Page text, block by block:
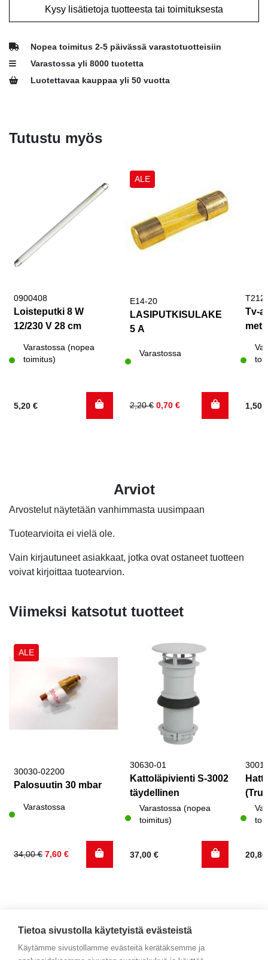
Kysy lisätietoja tuotteesta tai toimituksesta
Nopea toimitus 2-5 päivässä varastotuotteisiin
Varastossa yli 8000 tuotetta
Luotettavaa kauppaa yli 50 vuotta
Tutustu myös
0900408
Loisteputki 8 W
12/230 V 28 cm
Varastossa (nopea
toimitus)
5,20 €
ALE
E14-20
LASIPUTKISULAKE
5 A
Varastossa
2,20€
Alkuperäinen
0,70 €
Nykyinen
Tv-
1,50
Arviot
Arvostelut näytetään vanhimmasta uusimpaan
Tuotearvioita ei vielä ole.
Vain kirjautuneet asiakkaat, jotka ovat ostaneet tuotteen
voivat kirjoittaa tuotearvion.
Viimeksi katsotut tuotteet
ALE
30030-02200
Palosuutin 30 mbar
Varastossa
34,00€
Alkuperäinen
7,60 €
Nykyinen
30630-01
Kattoläpivienti S-3002
täydellinen
Varastossa (nopea
toimitus)
37,00 €
Tietoa sivustolla käytetyistä evästeistä
Käytämme sivustollamme evästeitä kerätäksemme ja